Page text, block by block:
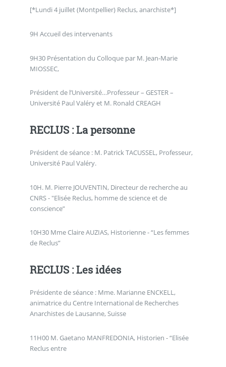
[*Lundi 4 juillet (Montpellier) Reclus, anarchiste*]
9H Accueil des intervenants
9H30 Présentation du Colloque par M. Jean-Marie
MIOSSEC,
Président de l’Université…Professeur – GESTER –
Université Paul Valéry et M. Ronald CREAGH
RECLUS : La personne
Président de séance : M. Patrick TACUSSEL, Professeur,
Université Paul Valéry.
10H. M. Pierre JOUVENTIN, Directeur de recherche au
CNRS - "Elisée Reclus, homme de science et de
conscience”
10H30 Mme Claire AUZIAS, Historienne - “Les femmes
de Reclus”
RECLUS : Les idées
Présidente de séance : Mme. Marianne ENCKELL,
animatrice du Centre International de Recherches
Anarchistes de Lausanne, Suisse
11H00 M. Gaetano MANFREDONIA, Historien - “Elisée
Reclus entre